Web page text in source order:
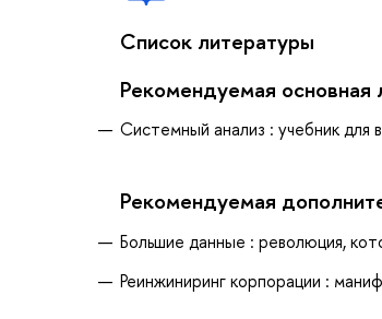
Список литературы
Рекомендуемая основная
Системный анализ : учебник для
Рекомендуемая
Большие данные : революция,
Реинжиниринг корпорации :